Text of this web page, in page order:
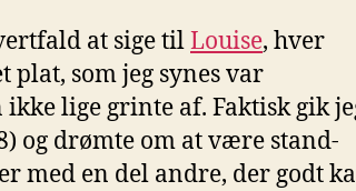
at sige tilLouise, hver
plat, som jeg synes var
lige grinte af. Faktisk gik
og drømte om at være stand-
med en del andre, der godt